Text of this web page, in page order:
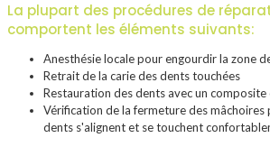
La plupart des procédures de
comportent les éléments suivants:
Anesthésie locale pour engourdir la zone
Retrait de la carie des dents touchées
Restauration des dents avec un composite
Vérification de la fermeture des mâchoires
dents s'alignent et se touchent